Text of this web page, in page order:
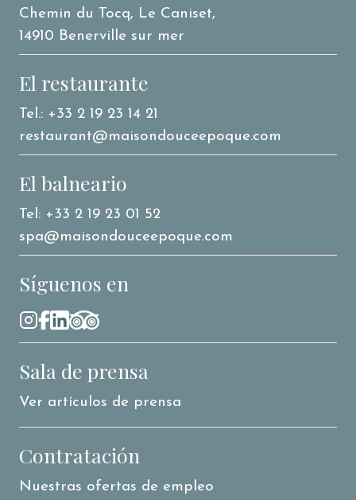
Chemin du Tocq, Le Caniset,
14910 Benerville sur mer
El restaurante
Tel.: +33 2 19 23 14 21
restaurant@maisondouceepoque.com
El balneario
Tel: +33 2 19 23 01 52
spa@maisondouceepoque.com
Síguenos en
Sala de prensa
Ver artículos de prensa
Contratación
Nuestras ofertas de empleo